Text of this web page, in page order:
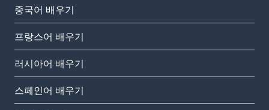
중국어 배우기
프랑스어 배우기
러시아어 배우기
스페인어 배우기